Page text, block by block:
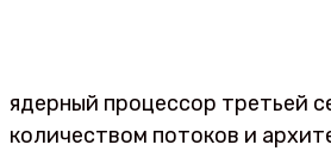
ядерный процессор третьей
количеством потоков и